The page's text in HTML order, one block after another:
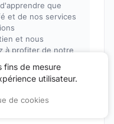
que
et de nos services
et nous
à profiter de notre
fins de mesure
utilisateur.
de cookies